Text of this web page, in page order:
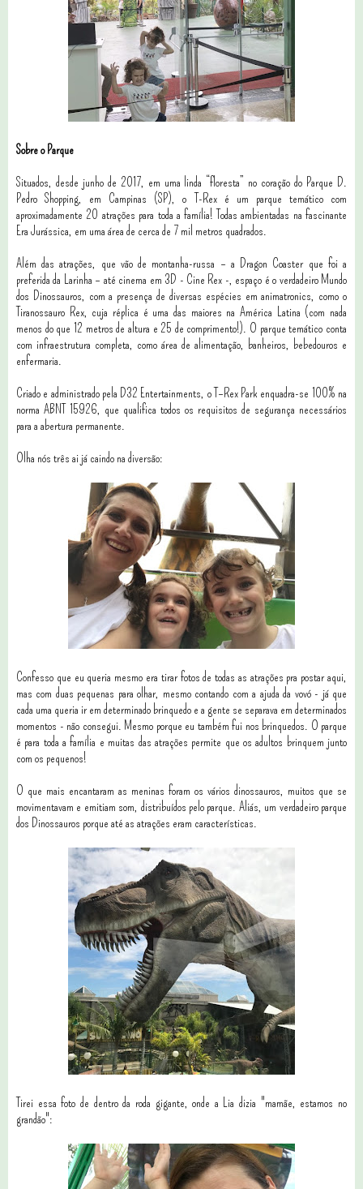
Sobre o Parque
Situados, desde junho de 2017, em uma linda “floresta” no coração do Parque D.
Pedro Shopping, em Campinas (SP), o T-Rex é um parque temático com
aproximadamente 20 atrações para toda a família! Todas ambientadas na fascinante
Era Jurássica, em uma área de cerca de 7 mil metros quadrados.
Além das atrações, que vão de montanha-russa – a Dragon Coaster que foi a
preferida da Larinha – até cinema em 3D - Cine Rex -, espaço é o verdadeiro Mundo
dos Dinossauros, com a presença de diversas espécies em animatronics, como o
Tiranossauro Rex, cuja réplica é uma das maiores na América Latina (com nada
menos do que 12 metros de altura e 25 de comprimento!). O parque temático conta
com infraestrutura completa, como área de alimentação, banheiros, bebedouros e
enfermaria.
Criado e administrado pela D32 Entertainments, o T–Rex Park enquadra-se 100% na
norma ABNT 15926, que qualifica todos os requisitos de segurança necessários
para a abertura permanente.
Olha nós três ai já caindo na diversão:
Confesso que eu queria mesmo era tirar fotos de todas as atrações pra postar aqui,
mas com duas pequenas para olhar, mesmo contando com a ajuda da vovó - já que
cada uma queria ir em determinado brinquedo e a gente se separava em determinados
momentos - não consegui. Mesmo porque eu também fui nos brinquedos. O parque
é para toda a família e muitas das atrações permite que os adultos brinquem junto
com os pequenos!
O que mais encantaram as meninas foram os vários dinossauros, muitos que se
movimentavam e emitiam som, distribuídos pelo parque. Aliás, um verdadeiro parque
dos Dinossauros porque até as atrações eram características.
Tirei essa foto de dentro da roda gigante, onde a Lia dizia "mamãe, estamos no
grandão":